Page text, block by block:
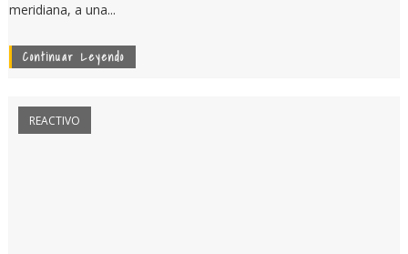
meridiana, a una...
Continuar Leyendo
REACTIVO